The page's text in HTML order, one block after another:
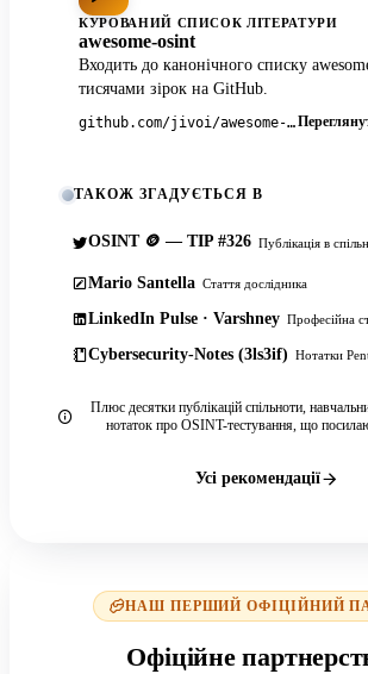
КУРОВАНИЙ СПИСОК ЛІТЕРАТУРИ
awesome-osint
Входить до канонічного списку
тисячами зірок на GitHub.
github.com/jivoi/awesome-osint
ТАКОЖ ЗГАДУЄТЬСЯ В
OSINT 🪙 — TIP #326 Публікація в
Mario Santella Стаття дослідника
LinkedIn Pulse · Varshney Професійна
Cybersecurity-Notes (3ls3if) Нотатки
Плюс десятки публікацій спільноти,
нотаток про OSINT-тестування, що
Усі рекомендації
НАШ ПЕРШИЙ ОФІЦІЙНИЙ
Офіційне